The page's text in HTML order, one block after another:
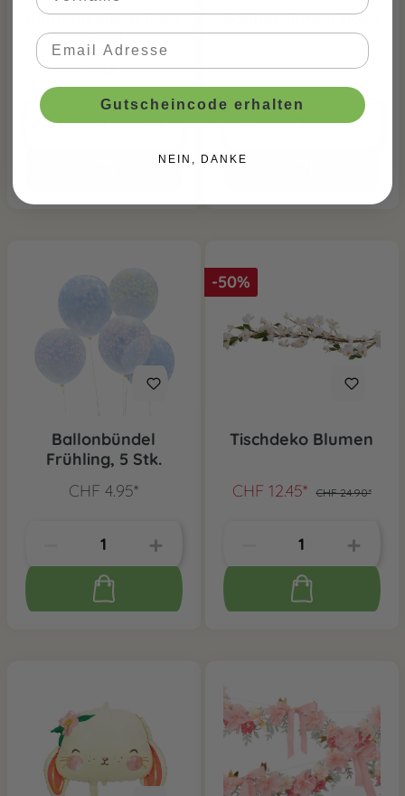
Blumenkulisse Rose
Gold
CHF 12.95*
Ballonrahmen Hase
CHF 29.95*
Ballonbündel
Frühling, 5 Stk.
CHF 4.95*
-50%
Tischdeko Blumen
CHF 12.45* CHF 24.90*
Gutscheincode erhalten
NEIN, DANKE